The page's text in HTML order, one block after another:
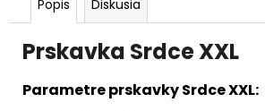
Popis Diskusia
Prskavka Srdce XXL
Parametre prskavky Srdce XXL: